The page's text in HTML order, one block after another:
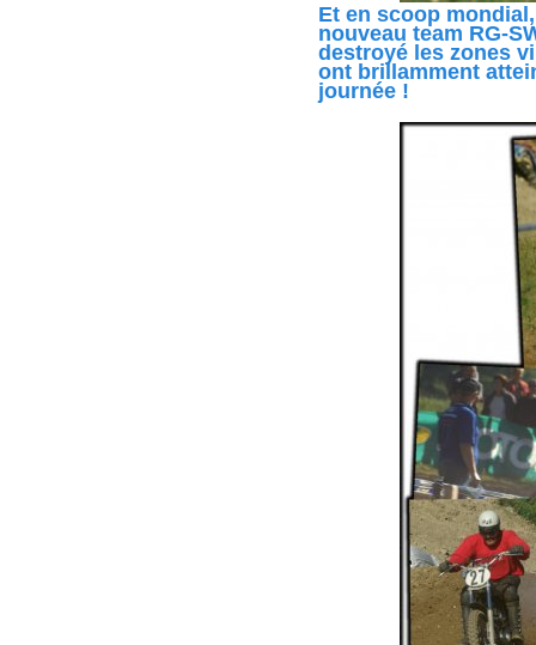
Et en scoop
nouveau team RG-
destroyé les zones
ont brillamment
journée !